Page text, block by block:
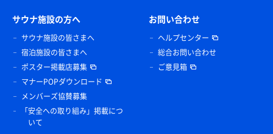
サウナ施設の方へ
サウナ施設の皆さまへ
宿泊施設の皆さまへ
ポスター掲載店募集
マナーPOPダウンロード
メンバーズ協賛募集
「安全への取り組み」掲載につ
いて
お問い合わせ
ヘルプセンター
総合お問い合わせ
ご意見箱